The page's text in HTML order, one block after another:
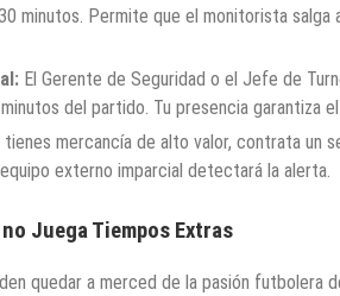
minutos. Permite que el monitorista
El Gerente de Seguridad o el Jefe de
del partido. Tu presencia garantiza el
tienes mercancía de alto valor, contrata un
externo imparcial detectará la alerta.
Juega Tiempos Extras
quedar a merced de la pasión